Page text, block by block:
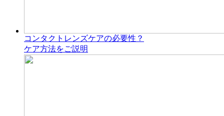
コンタクトレンズケアの必要性？
ケア方法をご説明